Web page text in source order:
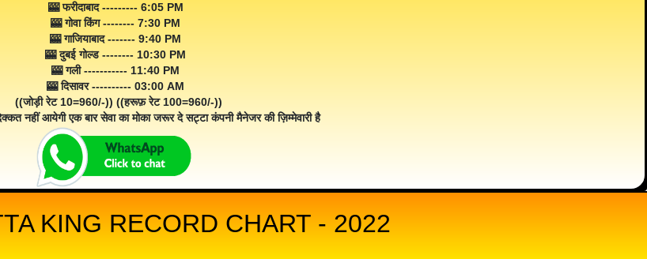
🎰 फरीदाबाद --------- 6:05 PM
🎰 गोवा किंग -------- 7:30 PM
🎰 गाजियाबाद ------- 9:40 PM
🎰 दुबई गोल्ड -------- 10:30 PM
🎰 गली ----------- 11:40 PM
🎰 दिसावर ---------- 03:00 AM
((जोड़ी रेट 10=960/-)) ((हरूफ़ रेट 100=960/-))
नहीं आयेगी एक बार सेवा का मोका जरूर दे सट्टा कंपनी मैनेजर की ज़िम्मेवारी है
KING RECORD CHART - 2022